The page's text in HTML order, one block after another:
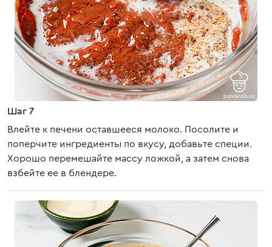
Шаг 7
Влейте к печени оставшееся молоко. Посолите и
поперчите ингредиенты по вкусу, добавьте специи.
Хорошо перемешайте массу ложкой, а затем снова
взбейте ее в блендере.